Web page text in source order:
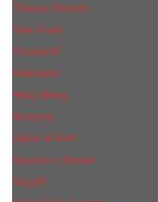
Tiziana Terenzi
Tom Ford
Trussardi
Valentino
Vera Wang
Versace
Viktor & Rolf
Victoria s Secret
Xerjoff